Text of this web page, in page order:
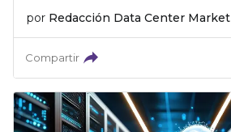
por Redacción Data Center Market
Compartir